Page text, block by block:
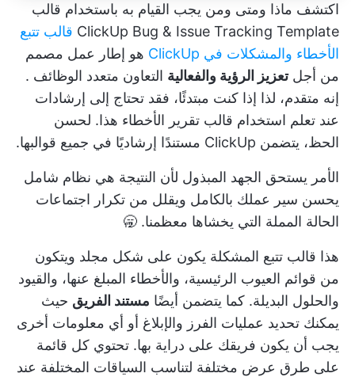
اكتشف ماذا ومتى ومن يجب القيام به باستخدام قالب
ClickUp Bug & Issue Tracking Template قالب تتبع
الأخطاء والمشكلات في ClickUp
هو إطار عمل مصمم
من أجلتعزيز الرؤية والفعالية التعاون متعدد الوظائف .
إنه متقدم، لذا إذا كنت مبتدئًا، فقد تحتاج إلى إرشادات
عند تعلم استخدام قالب تقرير الأخطاء هذا. لحسن
الحظ، يتضمن ClickUp مستندًا إرشاديًا في جميع قوالبها.
الأمر يستحق الجهد المبذول لأن النتيجة هي نظام شامل
يحسن سير عملك بالكامل ويقلل من تكرار اجتماعات
الحالة المملة التي يخشاها معظمنا. 🥱
هذا قالب تتبع المشكلة يكون على شكل مجلد ويتكون
من قوائم العيوب الرئيسية، والأخطاء المبلغ عنها، والقيود
والحلول البديلة. كما يتضمن أيضًا مستند الفريق حيث
يمكنك تحديد عمليات الفرز والإبلاغ أو أي معلومات أخرى
يجب أن يكون فريقك على دراية بها. تحتوي كل قائمة
على طرق عرض مختلفة لتناسب السياقات المختلفة عند